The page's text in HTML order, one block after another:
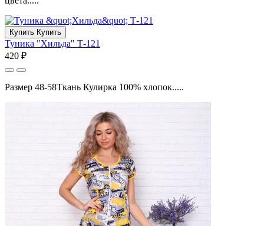
Купить Купить
Туника "Хильда" Т-121
420 ₽
Размер 48-58Ткань Кулирка 100% хлопок.....